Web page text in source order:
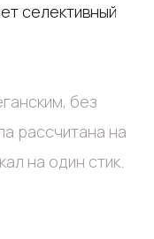
селективный
без
рассчитана на
на один стик.